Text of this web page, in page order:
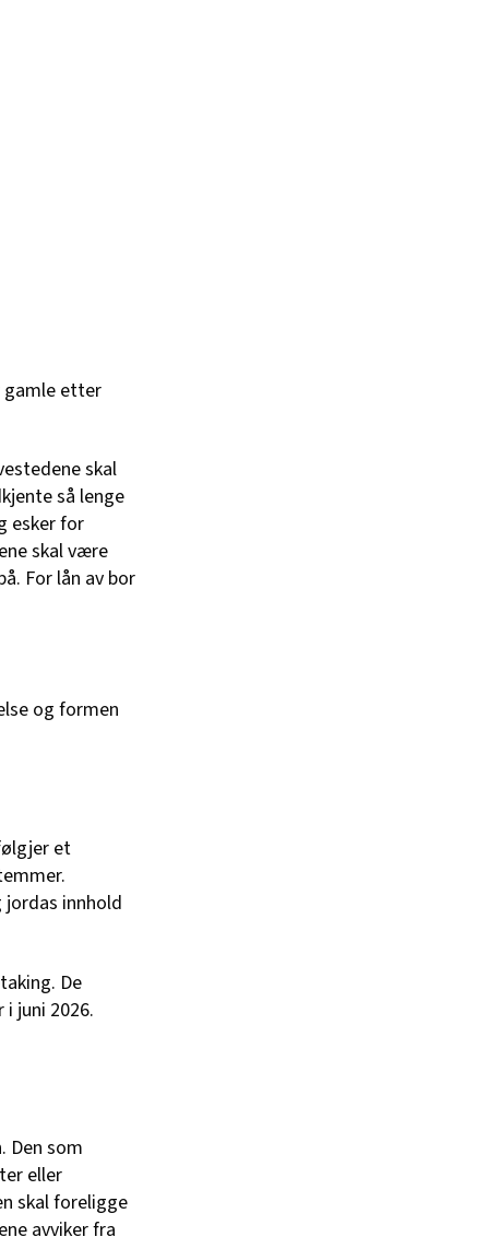
gamle etter
skal
så lenge
esker for
skal være
For lån av bor
og formen
et
innhold
De
juni 2026.
Den som
eller
skal foreligge
avviker fra